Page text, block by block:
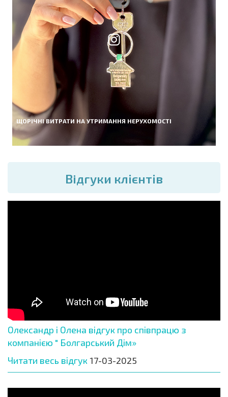
ЩОРІЧНІ ВИТРАТИ НА УТРИМАННЯ НЕРУХОМОСТІ
Вiдгуки клієнтів
Олександр і Олена відгук про співпрацю з
компанією " Болгарський Дім»
Читати весь відгук 17-03-2025